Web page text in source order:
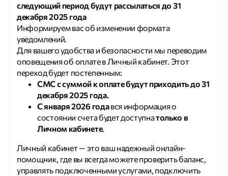
следующий период будут рассылаться до 31
декабря 2025 года
Информируем вас об изменении формата
уведомлений.
Для вашего удобства и безопасности мы переводим
оповещения об оплате в Личный кабинет. Этот
переход будет постепенным:
СМС с суммой к оплате будут приходить до 31
декабря 2025 года.
С января 2026 годався информация о
состоянии счета будет доступнатолько в
Личном кабинете.
Личный кабинет — это ваш надежный онлайн-
помощник, где вы всегда можете проверить баланс,
управлять подключенными услугами, подключить